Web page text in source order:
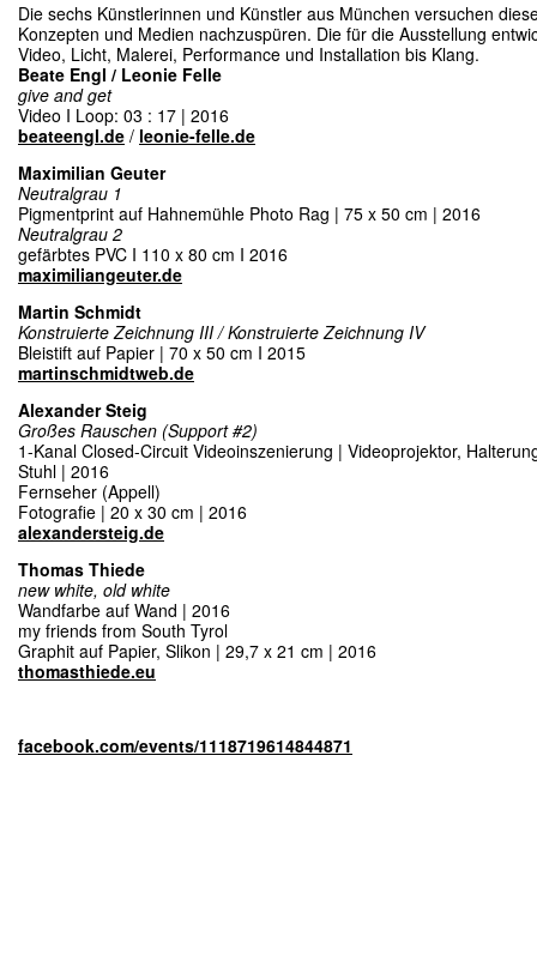
Die sechs Künstlerinnen und Künstler aus München versuchen
Konzepten und Medien nachzuspüren. Die für die Ausstellung
Video, Licht, Malerei, Performance und Installation bis Klang.
Beate Engl / Leonie Felle
give and get
Video I Loop: 03 : 17 | 2016
beateengl.de / leonie-felle.de
Maximilian Geuter
Neutralgrau 1
Pigmentprint auf Hahnemühle Photo Rag | 75 x 50 cm | 2016
Neutralgrau 2
gefärbtes PVC I 110 x 80 cm I 2016
maximiliangeuter.de
Martin Schmidt
Konstruierte Zeichnung III / Konstruierte Zeichnung IV
Bleistift auf Papier | 70 x 50 cm I 2015
martinschmidtweb.de
Alexander Steig
Großes Rauschen (Support #2)
1-Kanal Closed-Circuit Videoinszenierung | Videoprojektor,
Stuhl | 2016
Fernseher (Appell)
Fotografie | 20 x 30 cm | 2016
alexandersteig.de
Thomas Thiede
new white, old white
Wandfarbe auf Wand | 2016
my friends from South Tyrol
Graphit auf Papier, Slikon | 29,7 x 21 cm | 2016
thomasthiede.eu
facebook.com/events/1118719614844871